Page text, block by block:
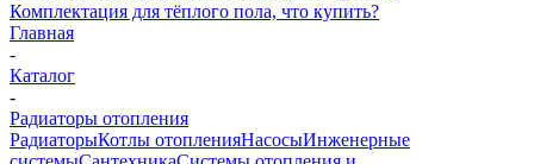
Комплектация для тёплого пола, что купить?
Главная
-
Каталог
-
Радиаторы отопления
РадиаторыКотлы отопленияНасосыИнженерные